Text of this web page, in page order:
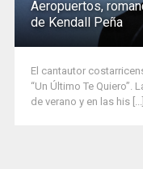
Aeropuertos,
de Kendall Peña
El cantautor
“Un Último Te Quiero”.
de verano y en las his [...]